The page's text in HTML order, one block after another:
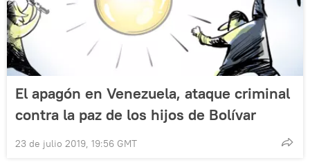
El apagón en Venezuela, ataque criminal
contra la paz de los hijos de Bolívar
23 de julio 2019, 19:56 GMT